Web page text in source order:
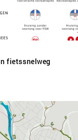
fietssnelweg